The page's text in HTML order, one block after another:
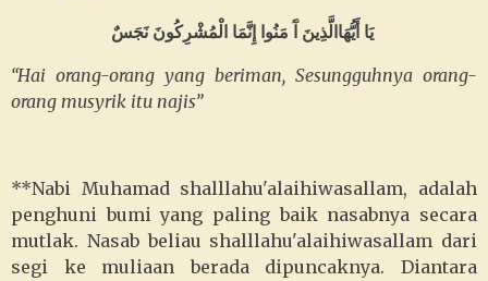
يَاأَيُّهَاالَّذِينَ آَ مَنُوا إِنَّمَا الْمُشْرِكُونَ نَجَسٌ
“Hai orang-orang yang beriman, Sesungguhnya orang-
orang musyrik itu najis”
**Nabi Muhamad shalllahu'alaihiwasallam, adalah
penghuni bumi yang paling baik nasabnya secara
mutlak. Nasab beliau shalllahu'alaihiwasallam dari
segi ke muliaan berada dipuncaknya. Diantara